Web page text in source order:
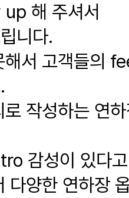
해 주셔서
니다.
해서 고객들의
작성하는 연
감성이 있다
다양한 연하장